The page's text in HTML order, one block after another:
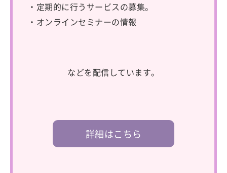
・定期的に行うサービスの募集。
・オンラインセミナーの情報
などを配信しています。
詳細はこちら